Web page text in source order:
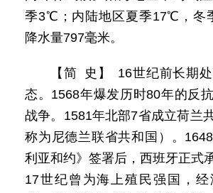
季3℃；内陆地区夏季17℃，冬
降水量797毫米。
【简 史】 16世纪前长期
态。1568年爆发历时80年的反
战争。1581年北部7省成立荷兰
称为尼德兰联省共和国）。
利亚和约》签署后，西班牙正式
17世纪曾为海上殖民强国，